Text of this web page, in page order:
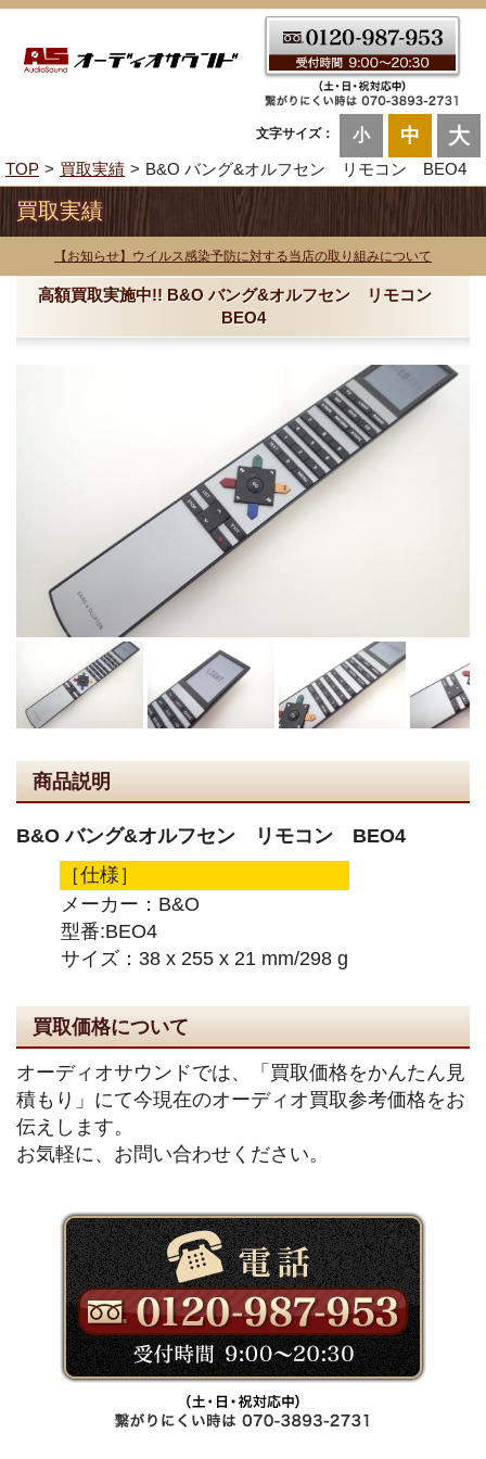
文字サイズ： 小 中 大
TOP 買取実績 B&O バング&オルフセン リモコン BEO4
買取実績
【お知らせ】ウイルス感染予防に対する当店の取り組みについて
高額買取実施中!! B&O バング&オルフセン リモコン
BEO4
商品説明
B&O バング&オルフセン リモコン BEO4
［仕様］
メーカー：B&O
型番:BEO4
サイズ：38 x 255 x 21 mm/298 g
買取価格について
オーディオサウンドでは、「買取価格をかんたん見
積もり」にて今現在のオーディオ買取参考価格をお
伝えします。
お気軽に、お問い合わせください。